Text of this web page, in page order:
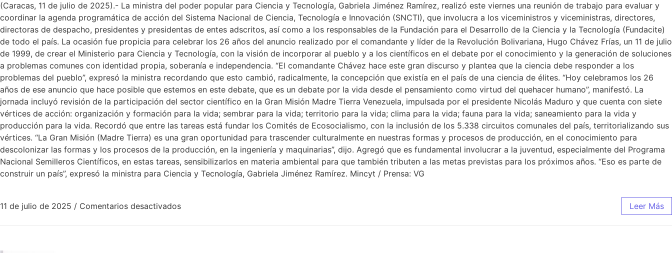
(Caracas, 11 de julio de 2025).- La ministra del poder popular para Ciencia y Tecnología, Gabriela Jiménez Ramírez, realizó este viernes una reunión de trabajo para evaluar y
coordinar la agenda programática de acción del Sistema Nacional de Ciencia, Tecnología e Innovación (SNCTI), que involucra a los viceministros y viceministras, directores,
directoras de despacho, presidentes y presidentas de entes adscritos, así como a los responsables de la Fundación para el Desarrollo de la Ciencia y la Tecnología (Fundacite)
de todo el país. La ocasión fue propicia para celebrar los 26 años del anuncio realizado por el comandante y líder de la Revolución Bolivariana, Hugo Chávez Frías, un 11 de julio
de 1999, de crear el Ministerio para Ciencia y Tecnología, con la visión de incorporar al pueblo y a los científicos en el debate por el conocimiento y la generación de soluciones
a problemas comunes con identidad propia, soberanía e independencia. “El comandante Chávez hace este gran discurso y plantea que la ciencia debe responder a los
problemas del pueblo”, expresó la ministra recordando que esto cambió, radicalmente, la concepción que existía en el país de una ciencia de élites. “Hoy celebramos los 26
años de ese anuncio que hace posible que estemos en este debate, que es un debate por la vida desde el pensamiento como virtud del quehacer humano”, manifestó. La
jornada incluyó revisión de la participación del sector científico en la Gran Misión Madre Tierra Venezuela, impulsada por el presidente Nicolás Maduro y que cuenta con siete
vértices de acción: organización y formación para la vida; sembrar para la vida; territorio para la vida; clima para la vida; fauna para la vida; saneamiento para la vida y
producción para la vida. Recordó que entre las tareas está fundar los Comités de Ecosocialismo, con la inclusión de los 5.338 circuitos comunales del país, territorializando sus
vértices. “La Gran Misión (Madre Tierra) es una gran oportunidad para trascender culturalmente en nuestras formas y procesos de producción, en el conocimiento para
descolonizar las formas y los procesos de la producción, en la ingeniería y maquinarias”, dijo. Agregó que es fundamental involucrar a la juventud, especialmente del Programa
Nacional Semilleros Científicos, en estas tareas, sensibilizarlos en materia ambiental para que también tributen a las metas previstas para los próximos años. “Eso es parte de
construir un país”, expresó la ministra para Ciencia y Tecnología, Gabriela Jiménez Ramírez. Mincyt / Prensa: VG
11 de julio de 2025 / Comentarios desactivados Leer Más